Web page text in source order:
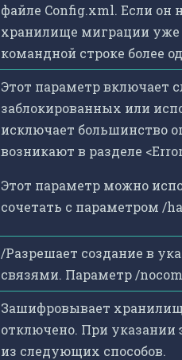
файле Config.xml. Если он
хранилище миграции уже
командной строке более
Этот параметр включает
заблокированных или
исключает большинство
возникают в разделе
Этот параметр можно
сочетать с параметром /
/Разрешает создание в
связями. Параметр /
Зашифровывает
отключено. При указании
из следующих способов.